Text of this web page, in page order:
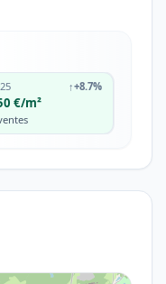
↑+8.7%
€/m²